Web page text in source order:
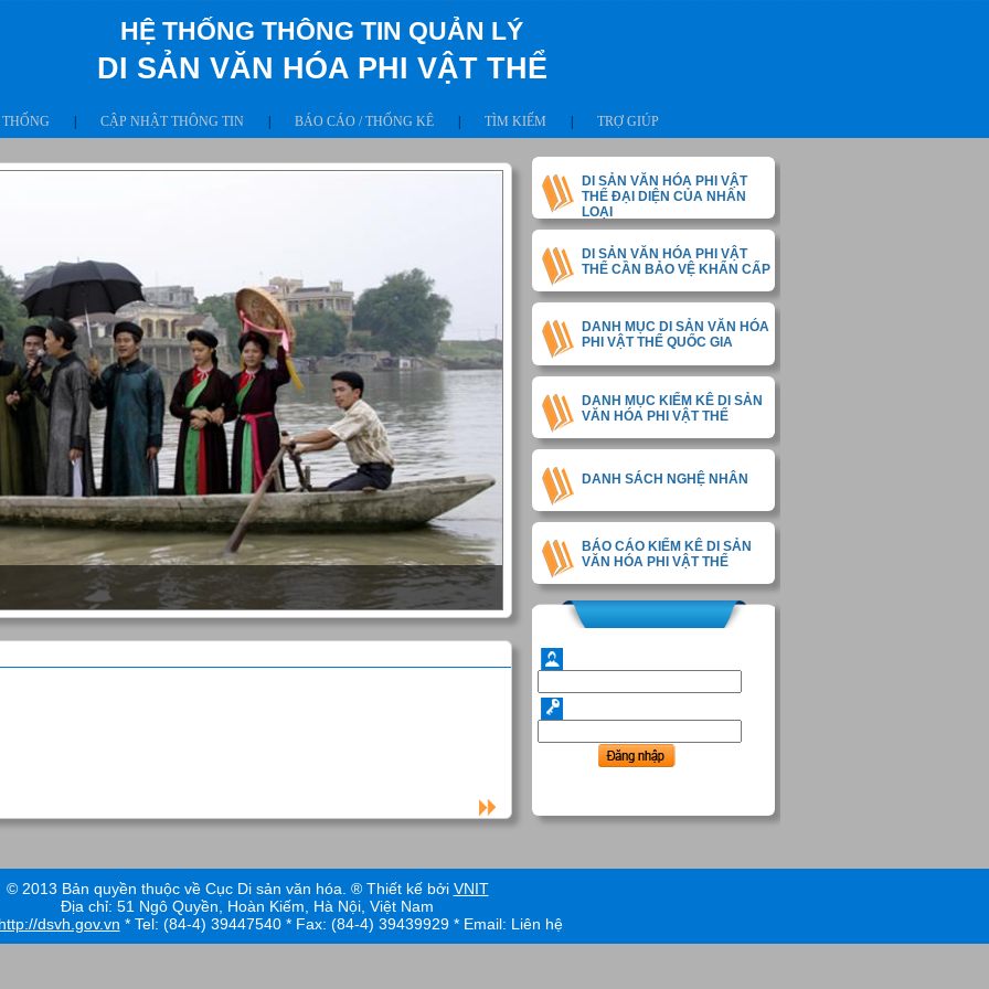
HỆ THỐNG THÔNG TIN QUẢN LÝ
DI SẢN VĂN HÓA PHI VẬT THỂ
CẬP NHẬT THÔNG TIN BÁO CÁO / THỐNG KÊ TÌM KIẾM TRỢ GIÚP
DI SẢN VĂN HÓA PHI VẬT
THỂ ĐẠI DIỆN CỦA NHÂN
LOẠI
DI SẢN VĂN HÓA PHI VẬT
THỂ CẦN BẢO VỆ KHẨN CẤP
DANH MỤC DI SẢN VĂN HÓA
PHI VẬT THỂ QUỐC GIA
DANH MỤC KIỂM KÊ DI SẢN
VĂN HÓA PHI VẬT THỂ
DANH SÁCH NGHỆ NHÂN
BÁO CÁO KIỂM KÊ DI SẢN
VĂN HÓA PHI VẬT THỂ
© 2013 Bản quyền thuộc về Cục Di sản văn hóa. ® Thiết kế bởi VNIT
Địa chỉ: 51 Ngô Quyền, Hoàn Kiếm, Hà Nội, Việt Nam
dsvh.gov.vn * Tel: (84-4) 39447540 * Fax: (84-4) 39439929 * Email: Liên hệ